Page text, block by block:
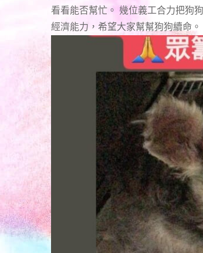
看看能否幫忙。 幾位義工合力把狗
經濟能力，希望大家幫幫狗狗續命。